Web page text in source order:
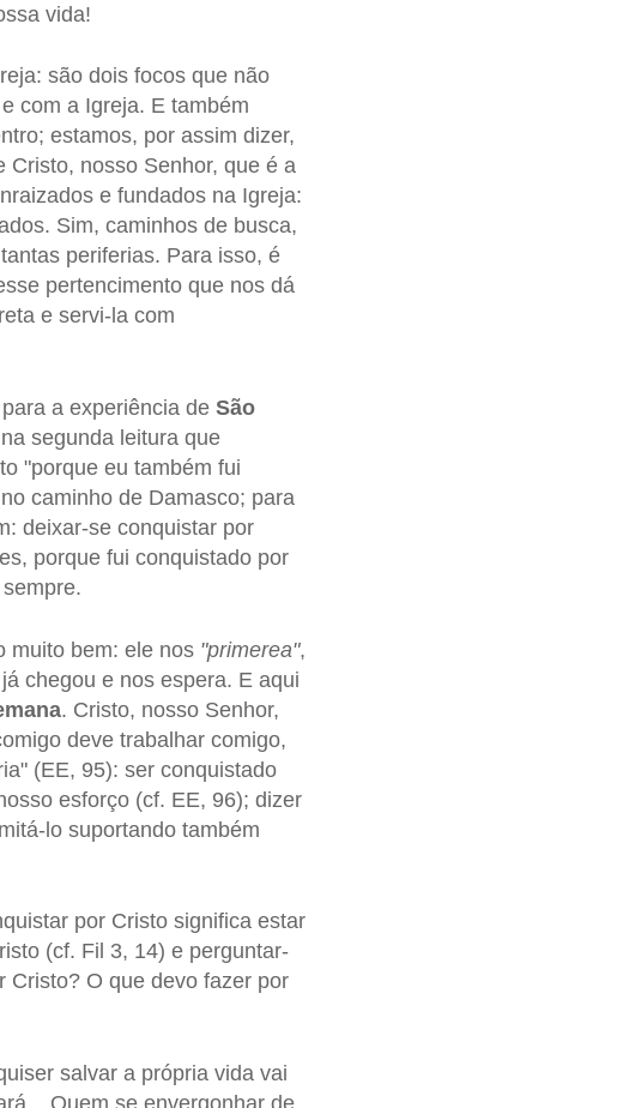
vida!
são dois focos que não
com a Igreja. E também
estamos, por assim dizer,
Cristo, nosso Senhor, que é a
e fundados na Igreja:
Sim, caminhos de busca,
periferias. Para isso, é
pertencimento que nos dá
e servi-la com
a experiência de São
segunda leitura que
"porque eu também fui
caminho de Damasco; para
deixar-se conquistar por
porque fui conquistado por
muito bem: ele nos "primerea",
chegou e nos espera. E aqui
. Cristo, nosso Senhor,
deve trabalhar comigo,
(EE, 95): ser conquistado
esforço (cf. EE, 96); dizer
lo suportando também
por Cristo significa estar
(cf. Fil 3, 14) e perguntar-
Cristo? O que devo fazer por
salvar a própria vida vai
Quem se envergonhar de